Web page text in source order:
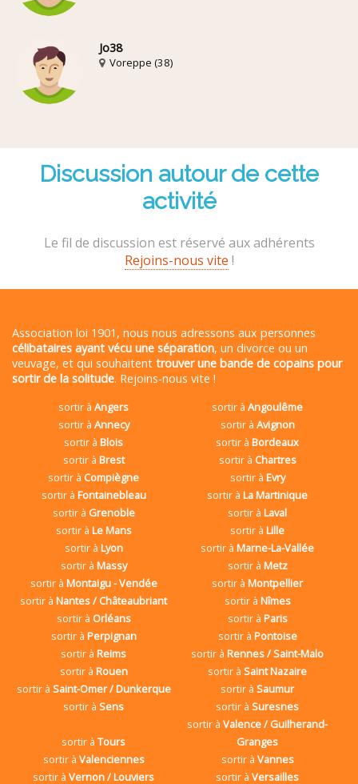
Jo38
Voreppe (38)
Discussion autour de cette
activité
Le fil de discussion est réservé aux adhérents
Rejoins-nous vite !
Association loi 1901, nous nous adressons aux personnes
célibataires ayant vécu une séparation, un divorce ou un
veuvage, et qui souhaitent trouver une bande de copains pour
sortir de la solitude. Rejoins-nous vite !
sortir àAngers sortir àAngoulême
sortir à Annecy sortir à Avignon
sortir àBlois sortir àBordeaux
sortir à Brest sortir à Chartres
sortir à Compiègne sortir à Evry
sortir à Fontainebleau sortir àLa Martinique
sortir à Grenoble sortir àLaval
sortir à Le Mans sortir àLille
sortir à Lyon sortir àMarne-La-Vallée
sortir à Massy sortir à Metz
sortir à Montaigu - Vendée sortir àMontpellier
sortir àNantes / Châteaubriant sortir à Nîmes
sortir à Orléans sortir à Paris
sortir à Perpignan sortir à Pontoise
sortir àReims sortir àRennes / Saint-Malo
sortir à Rouen sortir àSaint Nazaire
sortir à Saint-Omer / Dunkerque sortir àSaumur
sortir àSens sortir àSuresnes
sortir àTours
sortir àValence / Guilherand-
Granges
sortir à Valenciennes sortir à Vannes
sortir àVernon / Louviers sortir àVersailles